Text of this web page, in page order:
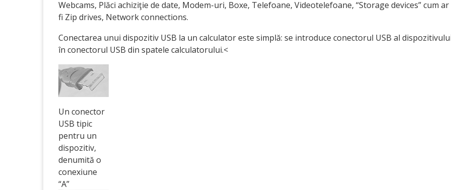
Webcams, Plăci achiziţie de date, Modem-uri, Boxe, Telefoane, Videotelefoane, “Storage devices” cum ar
fi Zip drives, Network connections.
Conectarea unui dispozitiv USB la un calculator este simplă: se introduce conectorul USB al
în conectorul USB din spatele calculatorului.<
Un conector
USB tipic
pentru un
dispozitiv,
denumită o
conexiune
“A”